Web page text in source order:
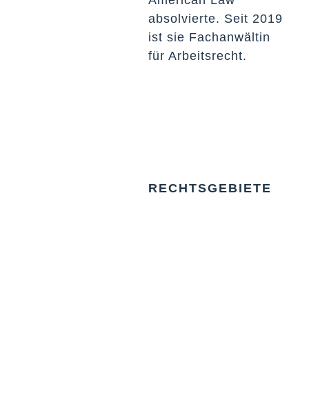
absolvierte. Seit 2019
ist sie Fachanwältin
für Arbeitsrecht.
RECHTSGEBIETE